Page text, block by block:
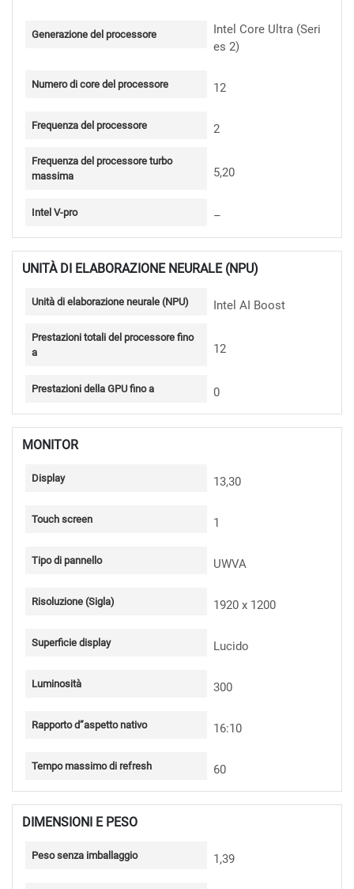
Generazione del processore
Intel Core Ultra (Seri
es 2)
Numero di core del processore 12
Frequenza del processore 2
Frequenza del processore turbo
massima
5,20
Intel V-pro –
UNITÀ DI ELABORAZIONE NEURALE (NPU)
Unità di elaborazione neurale (NPU) Intel AI Boost
Prestazioni totali del processore fino
a
12
Prestazioni della GPU fino a 0
MONITOR
Display 13,30
Touch screen 1
Tipo di pannello UWVA
Risoluzione (Sigla) 1920 x 1200
Superficie display Lucido
Luminosità 300
Rapporto d”aspetto nativo 16:10
Tempo massimo di refresh 60
DIMENSIONI E PESO
Peso senza imballaggio 1,39